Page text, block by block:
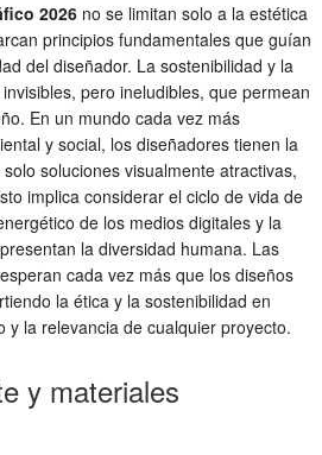
2026 no se limitan solo a la estética
principios fundamentales que guían
del diseñador. La sostenibilidad y la
pero ineludibles, que permean
En un mundo cada vez más
y social, los diseñadores tienen la
soluciones visualmente atractivas,
implica considerar el ciclo de vida de
de los medios digitales y la
la diversidad humana. Las
cada vez más que los diseños
la ética y la sostenibilidad en
y la relevancia de cualquier proyecto.
y materiales